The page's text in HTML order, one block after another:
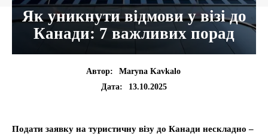
Як уникнути відмови у візі до
Канади: 7 важливих порад
Автор:
Maryna Kavkalo
Дата:
13.10.2025
Подати заявку на туристичну візу до Канади нескладно –